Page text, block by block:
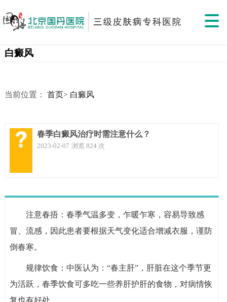
白癜风
当前位置： 首页> 白癜风
春季白癜风治疗时需注意什么？
2023-02-07 浏览 824 次
注意春捂：春季气温多变，乍暖乍寒，容易导致感
冒、流感，因此患者要根据天气变化适合增减衣服，谨防
倒春寒。
规律饮食：中医认为：“春主肝”，肝脏在这个季节更
为活跃，春季饮食可多吃一些养肝护肝的食物，对病情恢